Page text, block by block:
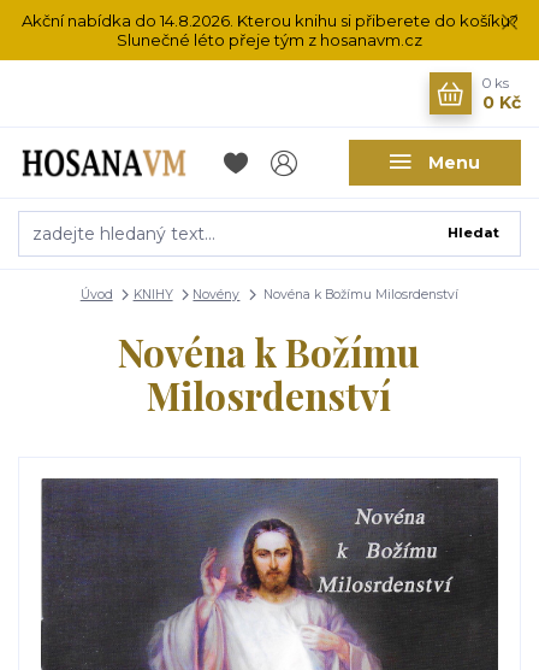
Akční nabídka do 14.8.2026. Kterou knihu si přiberete do košíku?
Slunečné léto přeje tým z hosanavm.cz
Menu
Hledat
0 ks
0 Kč
Úvod KNIHY Novény Novéna k Božímu Milosrdenství
Novéna k Božímu
Milosrdenství